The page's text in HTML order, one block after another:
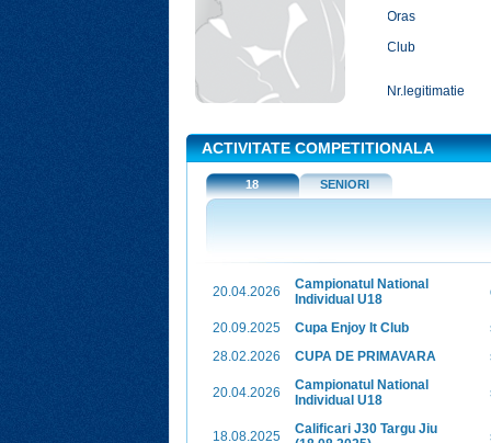
Oras
Club
Nr.legitimatie
ACTIVITATE COMPETITIONALA
18 SENIORI
20.04.2026
Campionatul National
Individual U18
20.09.2025 Cupa Enjoy It Club
28.02.2026
CUPA DE PRIMAVARA
20.04.2026
Campionatul National
Individual U18
18.08.2025
Calificari J30 Targu Jiu